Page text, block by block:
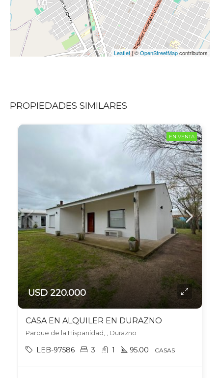
Leaflet| ©OpenStreetMapcontributors
PROPIEDADES SIMILARES
EN VENTA
USD 220.000
CASA EN ALQUILER EN DURAZNO
Parque de la Hispanidad, , Durazno
LEB-97586 3 1 95.00 CASAS